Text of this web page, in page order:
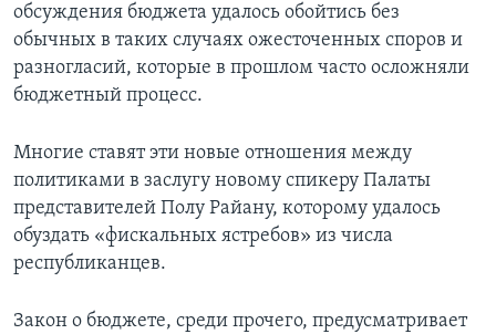
обсуждения бюджета удалось обойтись без
обычных в таких случаях ожесточенных споров и
разногласий, которые в прошлом часто осложняли
бюджетный процесс.
Многие ставят эти новые отношения между
политиками в заслугу новому спикеру Палаты
представителей Полу Райану, которому удалось
обуздать «фискальных ястребов» из числа
республиканцев.
Закон о бюджете, среди прочего, предусматривает